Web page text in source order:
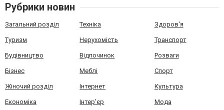
Рубрики новин
Загальний розділ Техніка Здоров'я
Туризм Нерухомість Транспорт
Будівництво Відпочинок Розваги
Бізнес Меблі Спорт
Жіночий розділ Інтернет Культура
Економіка Інтер'єр Мода